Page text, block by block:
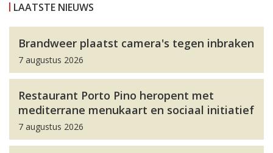
LAATSTE NIEUWS
Brandweer plaatst camera's tegen inbraken
7 augustus 2026
Restaurant Porto Pino heropent met
mediterrane menukaart en sociaal initiatief
7 augustus 2026